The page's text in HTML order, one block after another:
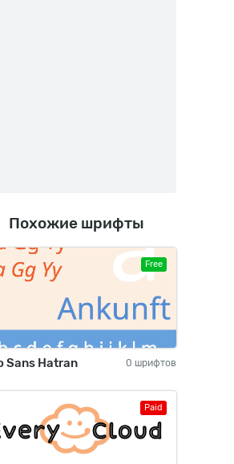
Похожие шрифты
Free
Sans Hatran 0 шрифтов
Paid